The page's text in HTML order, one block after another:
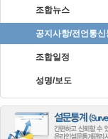
조합뉴스
공지사항/전언통신
조합일정
성명/보도